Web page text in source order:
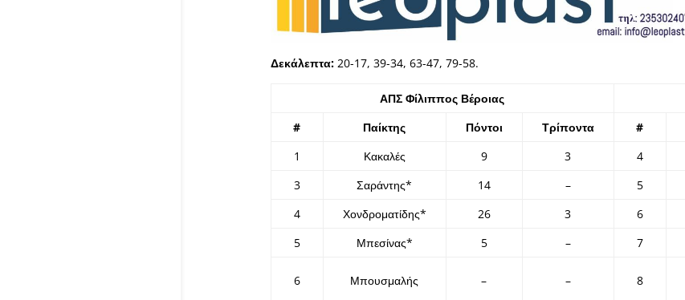
Δεκάλεπτα:20-17, 39-34, 63-47, 79-58.
ΑΠΣ Φίλιππος Βέροιας
#
Παίκτης Πόντοι Τρίποντα #
1
Κακαλές 9 3 4
3
Σαράντης* 14 – 5
4
Χονδροματίδης* 26 3 6
5
Μπεσίνας* 5 – 7
6 Μπουσμαλής – – 8